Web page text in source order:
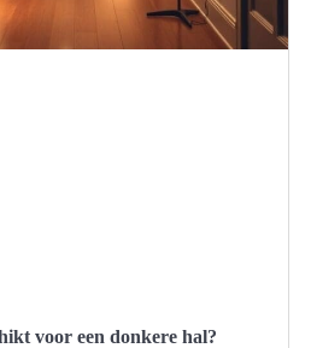
voor een donkere hal?